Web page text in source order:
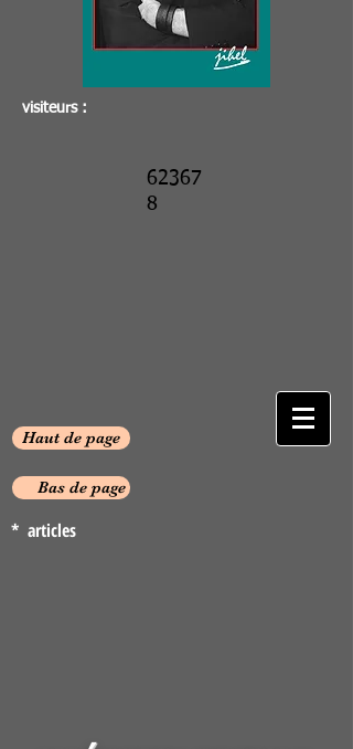
visiteurs :
62367
8
Haut de page
Bas de page
* articles